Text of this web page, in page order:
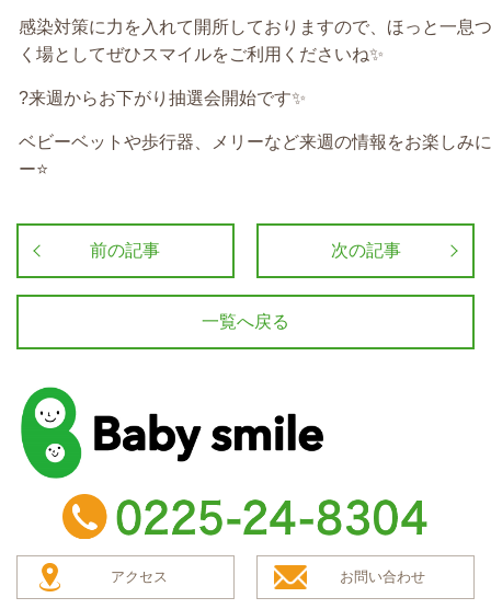
感染対策に力を入れて開所しておりますので、ほっと一息つ
く場としてぜひスマイルをご利用くださいね✨
?来週からお下がり抽選会開始です✨
ベビーベットや歩行器、メリーなど来週の情報をお楽しみに
ー⭐️
前の記事 次の記事
一覧へ戻る
baby smile
TEL：0225-24-8304
アクセス お問い合わせ